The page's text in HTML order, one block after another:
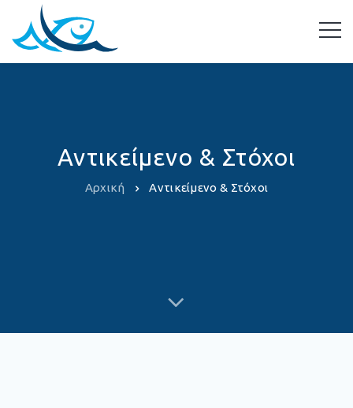
Αντικείμενο & Στόχοι
Αρχική Αντικείμενο & Στόχοι